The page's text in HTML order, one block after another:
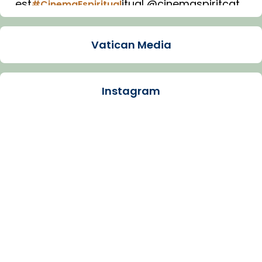
est#CinemaEspiritualitual @cinemaspiritcat
Imatge: Generada amb IA (OpenAI)
Arquebisbat de Barcelona
Vatican Media
Instagram